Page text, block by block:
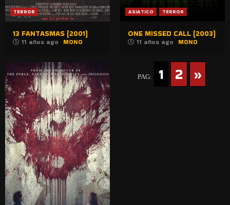
TERROR
13 FANTASMAS (2001)
11 años ago MONO
ASIATICO TERROR
ONE MISSED CALL (2003)
11 años ago MONO
PAG: 1 2 »